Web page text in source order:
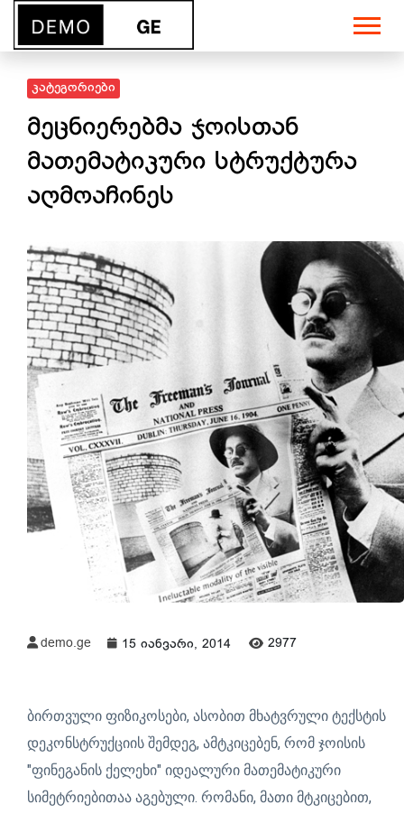
კატეგორიები
მეცნიერებმა ჯოისთან
მათემატიკური სტრუქტურა
აღმოაჩინეს
demo.ge 15 იანვარი, 2014 2977
ბირთვული ფიზიკოსები, ასობით მხატვრული ტექსტის
დეკონსტრუქციის შემდეგ, ამტკიცებენ, რომ ჯოისის
"ფინეგანის ქელეხი" იდეალური მათემატიკური
სიმეტრიებითაა აგებული. რომანი, მათი მტკიცებით,